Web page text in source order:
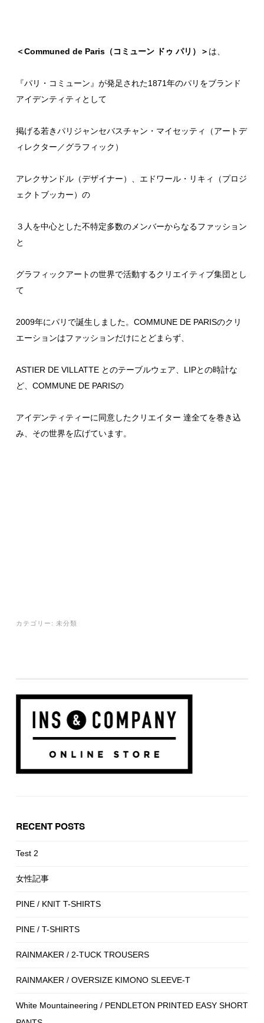
＜Communed de Paris（コミューン ドゥ パリ）＞ は、
『パリ・コミューン』が発足された1871年のパリをブランド
アイデンティティとして
掲げる若きパリジャンセバスチャン・マイセッティ（アートデ
ィレクター／グラフィック）
アレクサンドル（デザイナー）、エドワール・リキィ（プロジ
ェクトブッカー）の
３人を中心とした不特定多数のメンバーからなるファッション
と
グラフィックアートの世界で活動するクリエイティブ集団とし
て
2009年にパリで誕生しました。COMMUNE DE PARISのクリ
エーションはファッションだけにとどまらず、
ASTIER DE VILLATTE とのテーブルウェア、LIPとの時計な
ど、COMMUNE DE PARISの
アイデンティティーに同意したクリエイター 達全てを巻き込
み、その世界を広げています。
カテゴリー: 未分類
RECENT POSTS
Test 2
女性記事
PINE / KNIT T-SHIRTS
PINE / T-SHIRTS
RAINMAKER / 2-TUCK TROUSERS
RAINMAKER / OVERSIZE KIMONO SLEEVE-T
White Mountaineering / PENDLETON PRINTED EASY SHORT